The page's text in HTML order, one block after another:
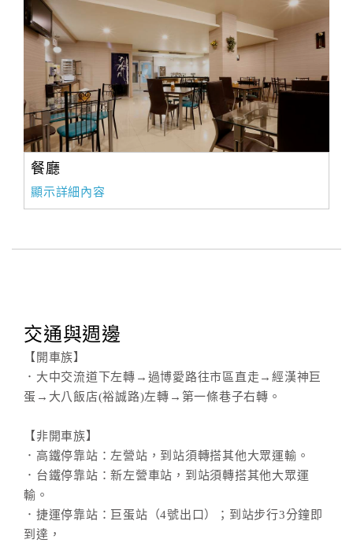
餐廳
顯示詳細內容
交通與週邊
【開車族】
．大中交流道下左轉→過博愛路往市區直走→經漢神巨
蛋→大八飯店(裕誠路)左轉→第一條巷子右轉。
【非開車族】
．高鐵停靠站：左營站，到站須轉搭其他大眾運輸。
．台鐵停靠站：新左營車站，到站須轉搭其他大眾運
輸。
．捷運停靠站：巨蛋站（4號出口）；到站步行3分鐘即
到達，